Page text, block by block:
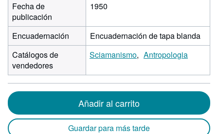
Fecha de
publicación
1950
Encuadernación
Encuadernación de tapa blanda
Catálogos de
vendedores
Sciamanismo Antropologia
Añadir al carrito
Guardar para más tarde